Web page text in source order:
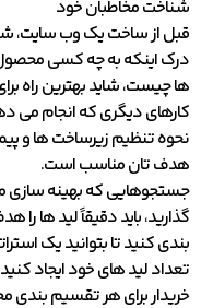
شناخت مخاطبان خود
قبل از ساخت یک وب سایت،
درک اینکه به چه کسی
ها چیست، شاید بهترین راه
کارهای دیگری که انجام می
نحوه تنظیم زیرساخت ها و
هدف تان مناسب است.
جستجوهایی که بهینه سازی
گذارید، باید دقیقاً لید ها
بندی کنید تا بتوانید یک
تعداد لید های خود ایجاد
خریدار برای هر تقسیم بندی